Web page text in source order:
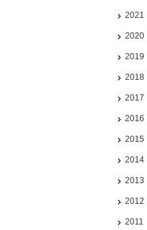
2021
2020
2019
2018
2017
2016
2015
2014
2013
2012
2011